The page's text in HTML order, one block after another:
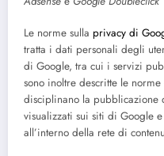
Le norme sulla privacy di
tratta i dati personali degli
di Google, tra cui i servizi
sono inoltre descritte le
disciplinano la pubblicazione
visualizzati sui siti di Google
all’interno della rete di